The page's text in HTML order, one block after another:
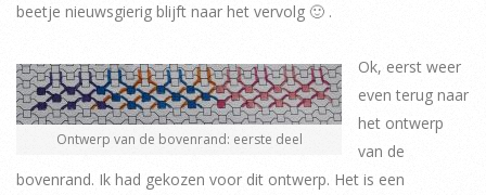
beetje nieuwsgierig blijft naar het vervolg 🙂 .
Ontwerp van de bovenrand: eerste deel
Ok, eerst weer
even terug naar
het ontwerp
van de
bovenrand. Ik had gekozen voor dit ontwerp. Het is een